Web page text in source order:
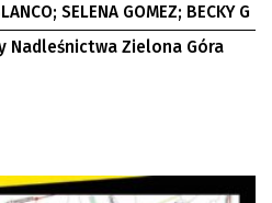
SELENA GOMEZ; BECKY G
Nadleśnictwa Zielona Góra